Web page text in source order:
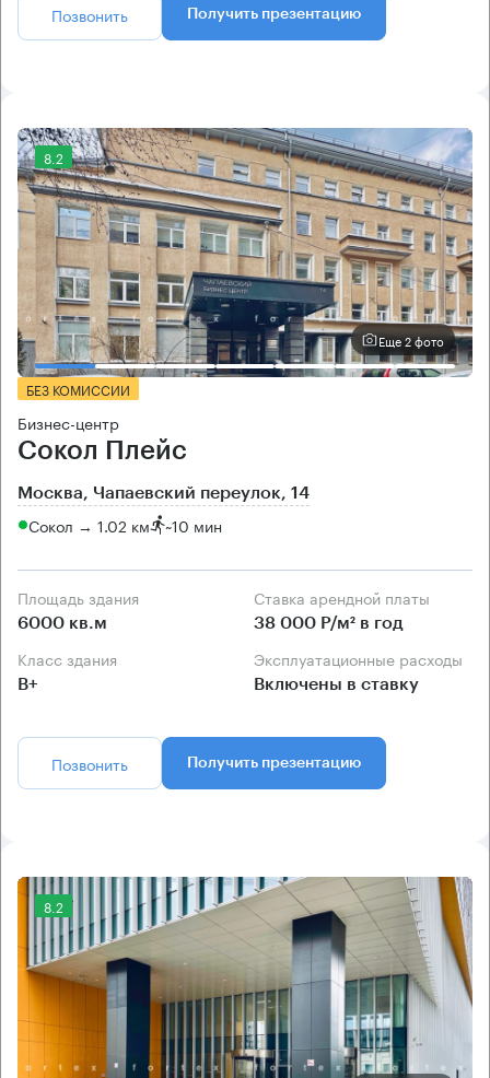
Позвонить Получить презентацию
8.2
Еще 2 фото
БЕЗ КОМИССИИ
Бизнес-центр
Сокол Плейс
Москва, Чапаевский переулок, 14
Сокол → 1.02 км ~10 мин
Площадь здания
6000 кв.м
Ставка арендной платы
38 000 Р/м² в год
Класс здания
B+
Эксплуатационные расходы
Включены в ставку
Позвонить Получить презентацию
8.2